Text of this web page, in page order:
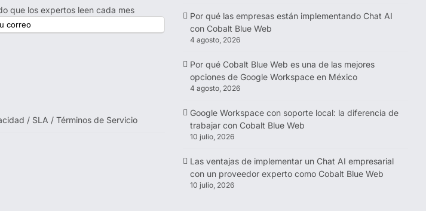
que los expertos leen cada mes
/ SLA / Términos de Servicio
Por qué las empresas están implementando Chat AI
con Cobalt Blue Web
4 agosto, 2026
Por qué Cobalt Blue Web es una de las mejores
opciones de Google Workspace en México
4 agosto, 2026
Google Workspace con soporte local: la diferencia de
trabajar con Cobalt Blue Web
10 julio, 2026
Las ventajas de implementar un Chat AI empresarial
con un proveedor experto como Cobalt Blue Web
10 julio, 2026